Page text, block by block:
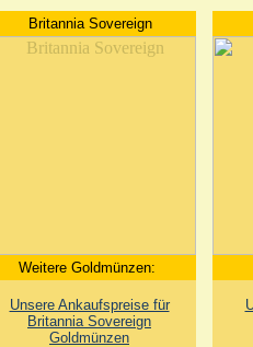
Britannia Sovereign
Weitere Goldmünzen:
Unsere Ankaufspreise für
Britannia Sovereign
Goldmünzen